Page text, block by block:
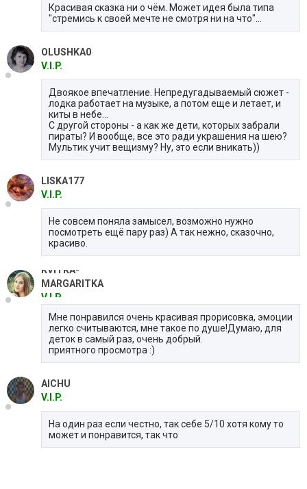
Красивая сказка ни о чём. Может идея была типа
"стремись к своей мечте не смотря ни на что"...
OLUSHKA0
V.I.P.
Двоякое впечатление. Непредугадываемый сюжет -
лодка работает на музыке, а потом еще и летает, и
киты в небе...
С другой стороны - а как же дети, которых забрали
пираты? И вообще, все это ради украшения на шею?
Мультик учит вещизму? Ну, это если вникать))
LISKA177
V.I.P.
Не совсем поняла замысел, возможно нужно
посмотреть ещё пару раз) А так нежно, сказочно,
красиво.
KVITKA-
MARGARITKA
V.I.P.
Мне понравился очень красивая прорисовка, эмоции
легко считываются, мне такое по душе!Думаю, для
деток в самый раз, очень добрый.
приятного просмотра :)
AICHU
V.I.P.
На один раз если честно, так себе 5/10 хотя кому то
может и понравится, так что